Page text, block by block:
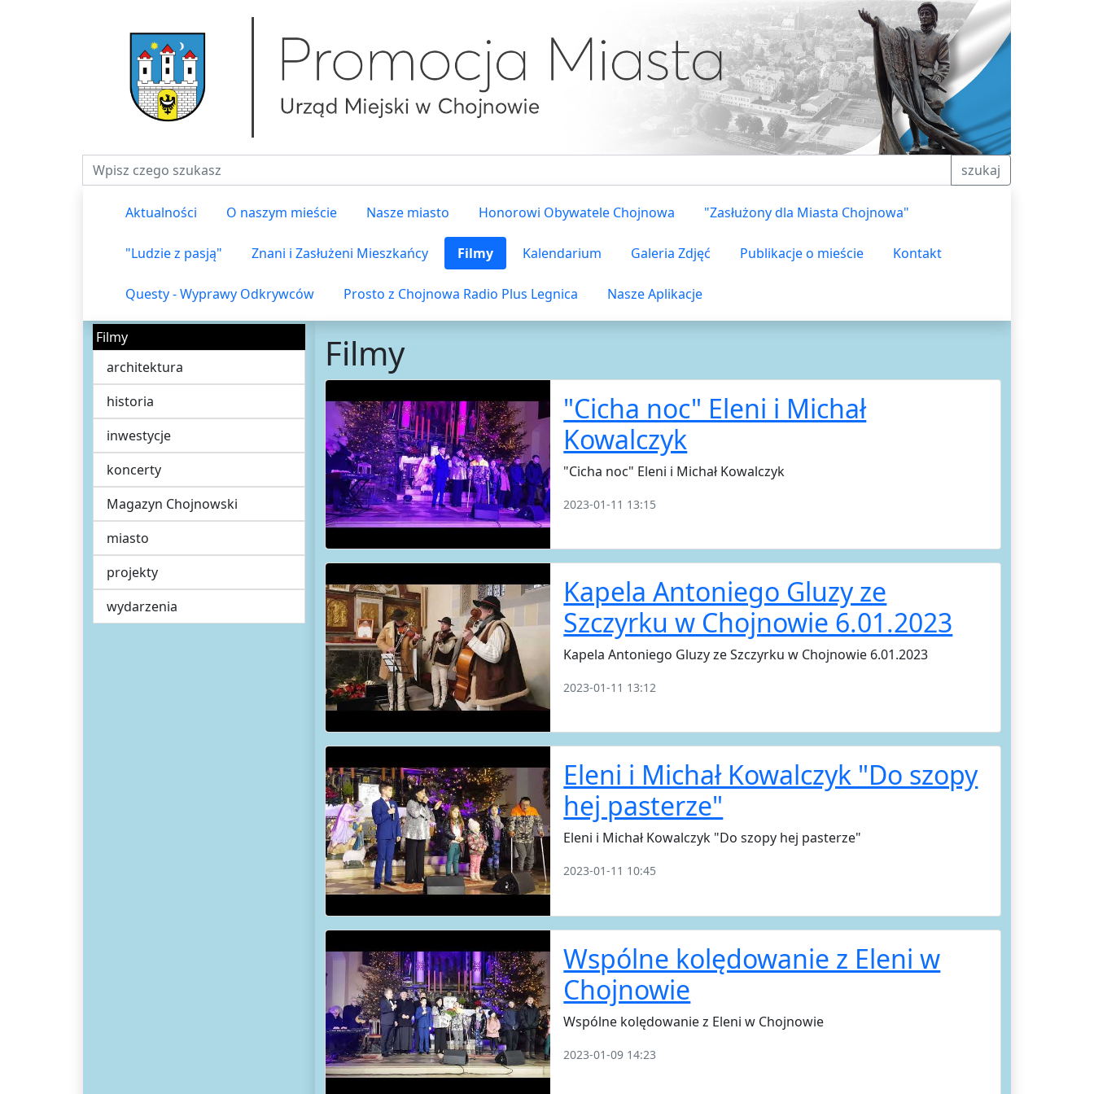
Fraza do wyszukiwania szukaj
Aktualności O naszym mieście Nasze miasto Honorowi Obywatele Chojnowa "Zasłużony dla Miasta Chojnowa"
"Ludzie z pasją" Znani i Zasłużeni Mieszkańcy Filmy Kalendarium Galeria Zdjęć Publikacje o mieście Kontakt
Questy - Wyprawy Odkrywców Prosto z Chojnowa Radio Plus Legnica Nasze Aplikacje
Filmy
architektura
historia
inwestycje
koncerty
Magazyn Chojnowski
miasto
projekty
wydarzenia
Filmy
"Cicha noc" Eleni i Michał
Kowalczyk
"Cicha noc" Eleni i Michał Kowalczyk
2023-01-11 13:15
Kapela Antoniego Gluzy ze
Szczyrku w Chojnowie 6.01.2023
Kapela Antoniego Gluzy ze Szczyrku w Chojnowie 6.01.2023
2023-01-11 13:12
Eleni i Michał Kowalczyk "Do szopy
hej pasterze"
Eleni i Michał Kowalczyk "Do szopy hej pasterze"
2023-01-11 10:45
Wspólne kolędowanie z Eleni w
Chojnowie
Wspólne kolędowanie z Eleni w Chojnowie
2023-01-09 14:23